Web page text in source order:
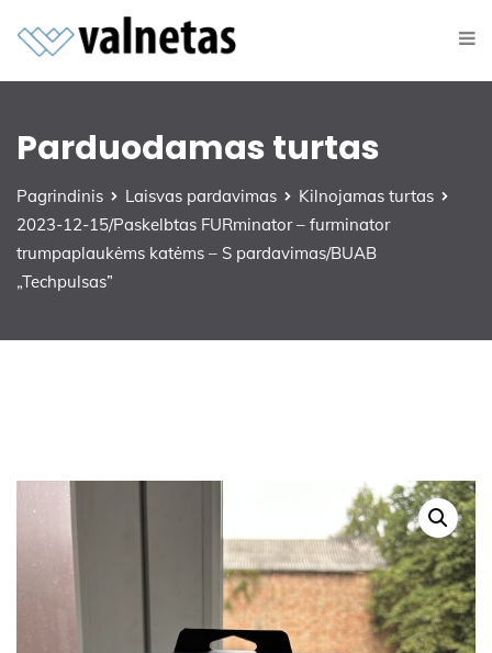
Parduodamas turtas
Pagrindinis Laisvas pardavimas
Kilnojamas turtas
2023-12-15/Paskelbtas FURminator – furminator
trumpaplaukėms katėms – S pardavimas/BUAB
„Techpulsas”